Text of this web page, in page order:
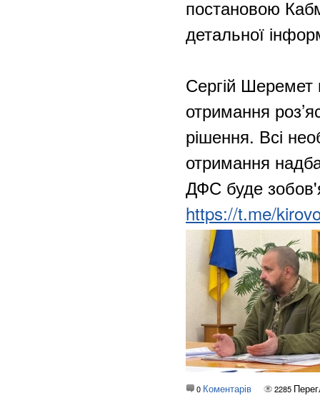
постановою
детальної
Сергій Шеремет
отримання
рішення. Всі
отримання
ДФС буде
https://t.me/
0 Коментарів 2285